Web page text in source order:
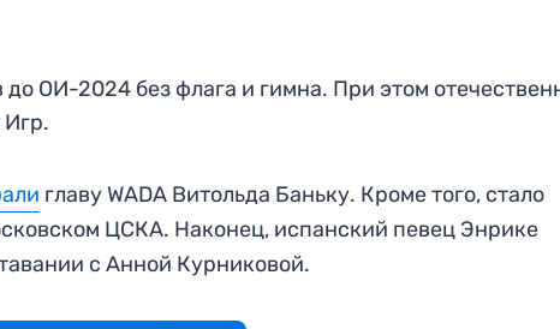
ОИ-2024 без флага и гимна. При этом
главу WADA Витольда Баньку. Кроме того, стало
ЦСКА. Наконец, испанский певец Энрике
с Анной Курниковой.